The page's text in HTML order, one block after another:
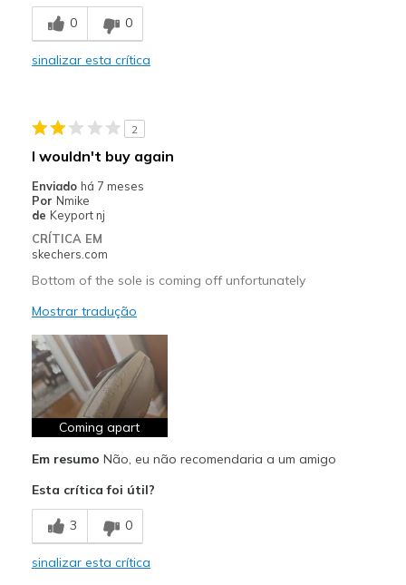
Contras
Poor Cushioning
Feels too narrow
Sizing
Feels half size too small
View On Shoes
0 0
sinalizar esta crítica
2
I wouldn't buy again
Enviado há 7 meses
Por Nmike
de Keyport nj
CRÍTICA EM
skechers.com
Bottom of the sole is coming off unfortunately
Mostrar tradução
Coming apart
Em resumo Não, eu não recomendaria a um amigo
Esta crítica foi útil?
3 0
sinalizar esta crítica